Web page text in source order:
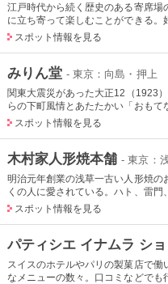
江戸時代から続く歴史のある寄席
に立ち寄って楽しむことができる。
スポット情報を見る
みりん堂 - 東京：向島・押上
関東大震災があった大正12（1923
らの下町風情とあたたかい「おもて
スポット情報を見る
木村家人形焼本舗 - 東京：
明治元年創業の浅草一古い人形焼
くの人に愛されている。ハト、雷門
スポット情報を見る
パティシエ イナムラ シ
スイスのホテルやパリの製菓店で
なメニューの数々。口コミなどでも